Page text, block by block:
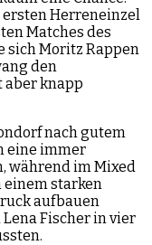
Herreneinzel
Matches des
sich Moritz Rappen
den
aber knapp
nach gutem
eine immer
während im Mixed
einem starken
aufbauen
Fischer in vier